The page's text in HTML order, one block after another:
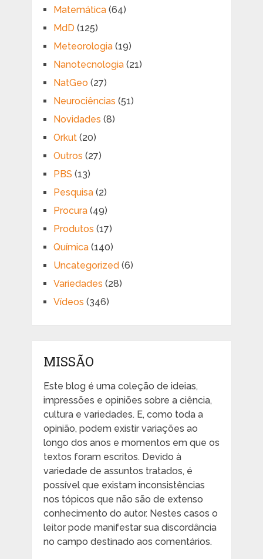
Matemática(64)
MdD (125)
Meteorologia(19)
Nanotecnologia(21)
NatGeo (27)
Neurociências (51)
Novidades (8)
Orkut(20)
Outros (27)
PBS (13)
Pesquisa(2)
Procura(49)
Produtos (17)
Química(140)
Uncategorized (6)
Variedades (28)
Vídeos (346)
MISSÃO
Este blog é uma coleção de ideias,
impressões e opiniões sobre a ciência,
cultura e variedades. E, como toda a
opinião, podem existir variações ao
longo dos anos e momentos em que os
textos foram escritos. Devido à
variedade de assuntos tratados, é
possível que existam inconsistências
nos tópicos que não são de extenso
conhecimento do autor. Nestes casos o
leitor pode manifestar sua discordância
no campo destinado aos comentários.